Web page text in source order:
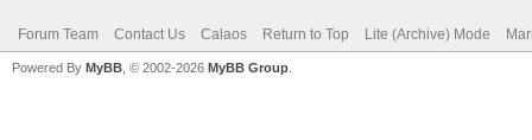
Forum Team Contact Us Calaos Return to Top Lite (Archive) Mode
Powered By MyBB , © 2002-2026 MyBB Group